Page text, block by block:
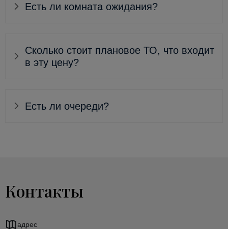
Есть ли комната ожидания?
Сколько стоит плановое ТО, что входит
в эту цену?
Есть ли очереди?
Контакты
адрес